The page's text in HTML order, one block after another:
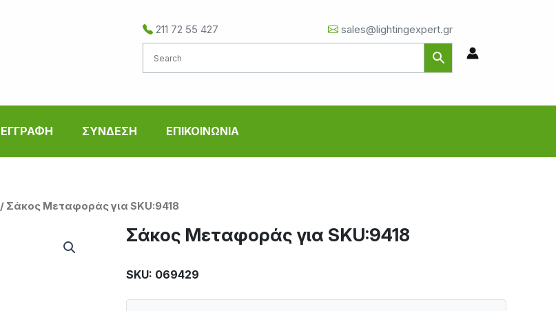
211 72 55 427 sales@lightingexpert.gr
ΕΓΓΡΑΦΗ ΣΥΝΔΕΣΗ ΕΠΙΚΟΙΝΩΝΙΑ
/ Σάκος Μεταφοράς για SKU:9418
Σάκος Μεταφοράς για SKU:9418
SKU: 069429